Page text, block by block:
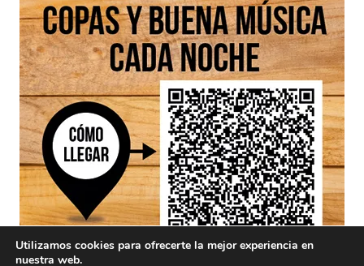
Utilizamos cookies para ofrecerte la mejor experiencia en
nuestra web.